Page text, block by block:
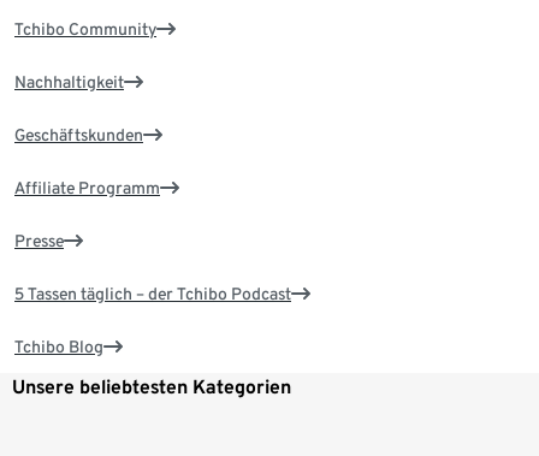
Tchibo Community
Nachhaltigkeit
Geschäftskunden
Affiliate Programm
Presse
5 Tassen täglich – der Tchibo Podcast
Tchibo Blog
Unsere beliebtesten Kategorien